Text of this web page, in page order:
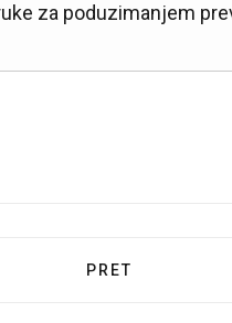
za poduzimanjem
PRETHODNI
PRET